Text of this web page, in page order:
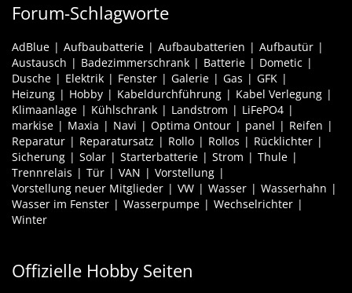
Forum-Schlagworte
AdBlue Aufbaubatterie Aufbaubatterien
Aufbautür
Austausch
Badezimmerschrank Batterie
Dometic
Dusche
Elektrik Fenster Galerie Gas
GFK
Heizung
Hobby Kabeldurchführung
Kabel Verlegung
Klimaanlage
Kühlschrank Landstrom
LiFePO4
markise
Maxia Navi Optima Ontour panel
Reifen
Reparatur
Reparatursatz Rollo Rollos
Rücklichter
Sicherung
Solar Starterbatterie Strom
Thule
Trennrelais
Tür VAN
Vorstellung
Vorstellung neuer Mitglieder
VW Wasser
Wasserhahn
Wasser im Fenster
Wasserpumpe
Wechselrichter
Winter
Offizielle Hobby Seiten